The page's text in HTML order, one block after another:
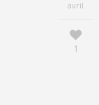
avril
1